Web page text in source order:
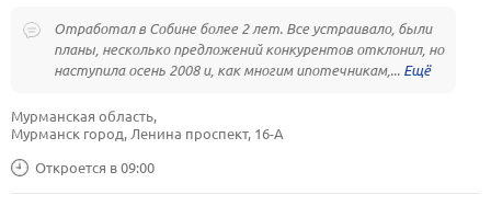
Отработал в Собине более 2 лет. Все устраивало, были
планы, несколько предложений конкурентов отклонил, но
наступила осень 2008 и, как многим ипотечникам,...
Откроется в 09:00
Мурманская область,
Мурманск город, Ленина проспект, 16-А